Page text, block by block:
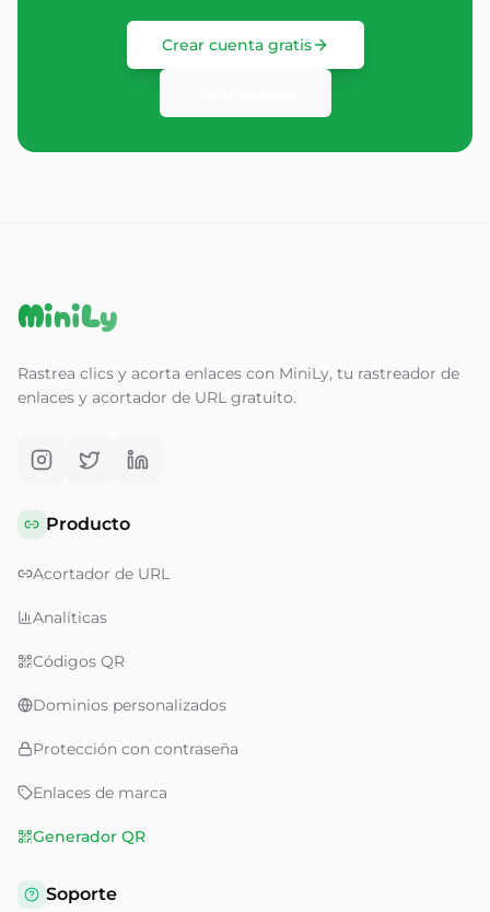
Crear cuenta gratis
MiniLy
Rastrea clics y acorta enlaces con MiniLy, tu rastreador de
enlaces y acortador de URL gratuito.
Producto
Acortador de URL
Analíticas
Códigos QR
Dominios personalizados
Protección con contraseña
Enlaces de marca
Generador QR
Soporte